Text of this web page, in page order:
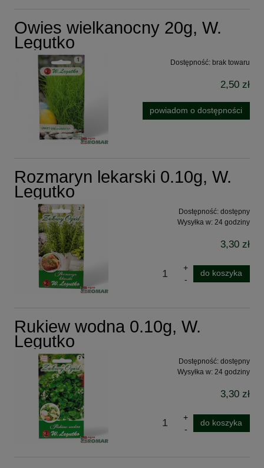
Owies wielkanocny 20g, W.
Legutko
Dostępność: brak towaru
2,50 zł
powiadom o dostępności
Rozmaryn lekarski 0.10g, W.
Legutko
Dostępność: dostępny
Wysyłka w: 24 godziny
3,30 zł
do koszyka
Rukiew wodna 0.10g, W.
Legutko
Dostępność: dostępny
Wysyłka w: 24 godziny
3,30 zł
do koszyka